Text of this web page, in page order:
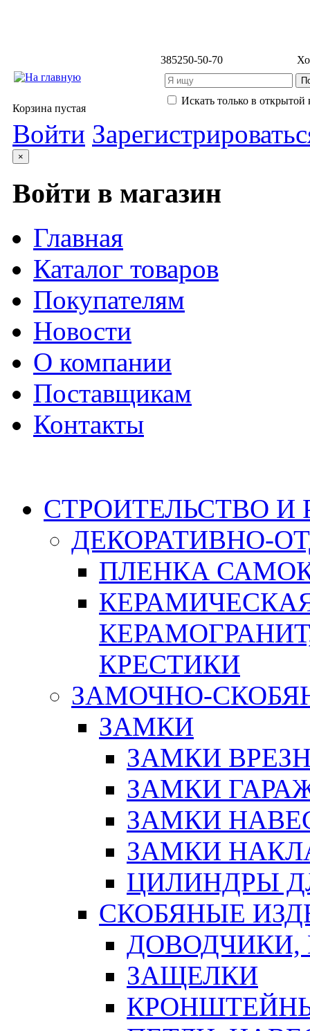
385250-50-70
Искать только в открытой
Корзина пустая
Войти
×
Войти в магазин
Главная
Каталог товаров
Покупателям
Новости
О компании
Поставщикам
Контакты
СТРОИТЕЛЬСТВО И
ДЕКОРАТИВНО-
ПЛЕНКА
КРЕСТИКИ
ЗАМОЧНО-
ЗАМКИ
ЗАМКИ
ЗАМКИ
ЗАМКИ
ЗАМКИ
ЦИЛИНДРЫ
СКОБЯНЫЕ
ЗАЩЕЛКИ